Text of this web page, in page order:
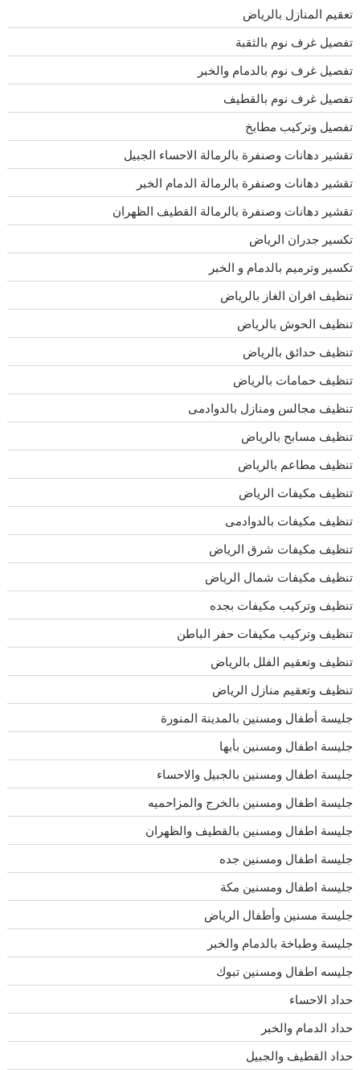
تعقيم المنازل بالرياض
تفصيل غرف نوم بالثقبة
تفصيل غرف نوم بالدمام والخبر
تفصيل غرف نوم بالقطيف
تفصيل وتركيب مطابخ
تقشير دهانات وصنفرة بالرمالة الاحساء الجبيل
تقشير دهانات وصنفرة بالرمالة الدمام الخبر
تقشير دهانات وصنفرة بالرمالة القطيف الظهران
تكسير جدران الرياض
تكسير وترميم بالدمام و الخبر
تنظيف افران الغاز بالرياض
تنظيف الحوش بالرياض
تنظيف حدائق بالرياض
تنظيف حمامات بالرياض
تنظيف مجالس ومنازل بالدوادمى
تنظيف مسابح بالرياض
تنظيف مطاعم بالرياض
تنظيف مكيفات الرياض
تنظيف مكيفات بالدوادمى
تنظيف مكيفات شرق الرياض
تنظيف مكيفات شمال الرياض
تنظيف وتركيب مكيفات بجده
تنظيف وتركيب مكيفات حفر الباطن
تنظيف وتعقيم الفلل بالرياض
تنظيف وتعقيم منازل الرياض
جليسة أطفال ومسنين بالمدينة المنورة
جليسة اطفال ومسنين بأبها
جليسة اطفال ومسنين بالجبيل والاحساء
جليسة اطفال ومسنين بالخرج والمزاحميه
جليسة اطفال ومسنين بالقطيف والظهران
جليسة اطفال ومسنين جده
جليسة اطفال ومسنين مكة
جليسة مسنين وأطفال الرياض
جليسة وطباخة بالدمام والخبر
جليسه اطفال ومسنين تبوك
حداد الاحساء
حداد الدمام والخبر
حداد القطيف والجبيل